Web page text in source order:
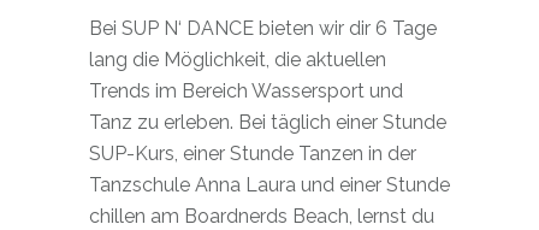
Bei SUP N‘ DANCE bieten wir dir 6 Tage
lang die Möglichkeit, die aktuellen
Trends im Bereich Wassersport und
Tanz zu erleben. Bei täglich einer Stunde
SUP-Kurs, einer Stunde Tanzen in der
Tanzschule Anna Laura und einer Stunde
chillen am Boardnerds Beach, lernst du